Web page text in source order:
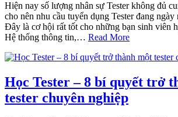
Hiện nay số lượng nhân sự Tester không đủ
cho nên nhu cầu tuyển dụng Tester đang ngày
Đây là cơ hội rất tốt cho những bạn sinh viên
Hệ thống thông tin,… Read More
Học Tester – 8 bí quyết trở
tester chuyên nghiệp